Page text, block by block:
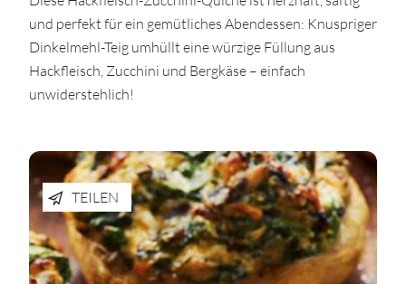
und perfekt für ein gemütliches Abendessen: Knuspriger
Dinkelmehl-Teig umhüllt eine würzige Füllung aus
Hackfleisch, Zucchini und Bergkäse – einfach
unwiderstehlich!
TEILEN